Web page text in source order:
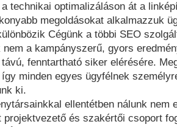
technikai optimalizáláson át a
megoldásokat alkalmazzuk
Cégünk a többi SEO
nem a kampányszerű, gyors
fenntartható siker elérésére.
minden egyes ügyfélnek
ki.
ellentétben nálunk nem
projektvezető és szakértői csoport